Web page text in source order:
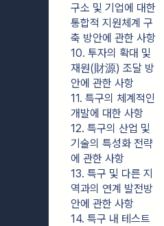
구소 및 기업에 대한
통합적 지원체계 구
축 방안에 관한 사항
10. 투자의 확대 및
재원(財源) 조달 방
안에 관한 사항
11. 특구의 체계적인
개발에 대한 사항
12. 특구의 산업 및
기술의 특성화 전략
에 관한 사항
13. 특구 및 다른 지
역과의 연계 발전방
안에 관한 사항
14. 특구 내 테스트